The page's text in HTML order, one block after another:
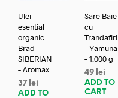
Ulei
esential
organic
Brad
SIBERIAN
– Aromax
37 lei
ADD TO
Sare Baie
cu
Trandafiri
– Yamuna
– 1.000 g
49 lei
ADD TO
CART